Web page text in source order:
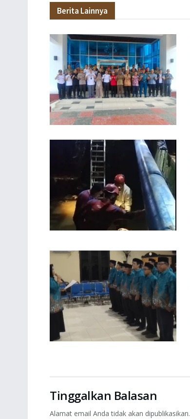
Berita Lainnya
Tinggalkan Balasan
Alamat email Anda tidak akan dipublikasikan.